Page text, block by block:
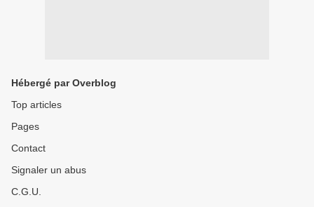
Hébergé par Overblog
Top articles
Pages
Contact
Signaler un abus
C.G.U.